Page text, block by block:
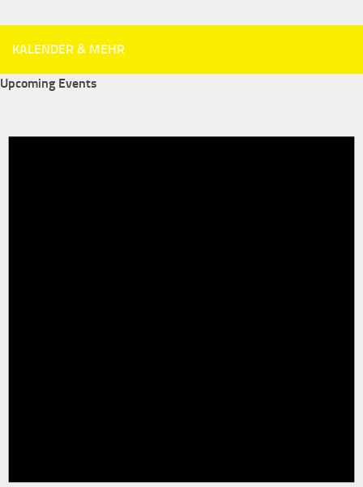
KALENDER & MEHR
Upcoming Events